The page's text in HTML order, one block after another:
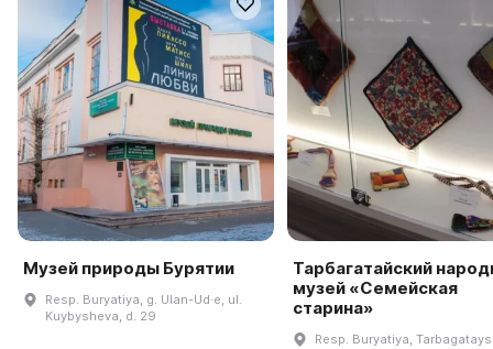
Музей природы Бурятии
Resp. Buryatiya, g. Ulan-Ud·e, ul.
Kuybysheva, d. 29
Тарбагатайский
музей «Семейская
старина»
Resp. Buryatiya,